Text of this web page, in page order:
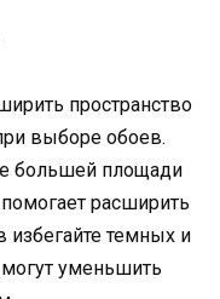
пространство
выборе обоев.
большей площади
расширить
избегайте темных и
уменьшить